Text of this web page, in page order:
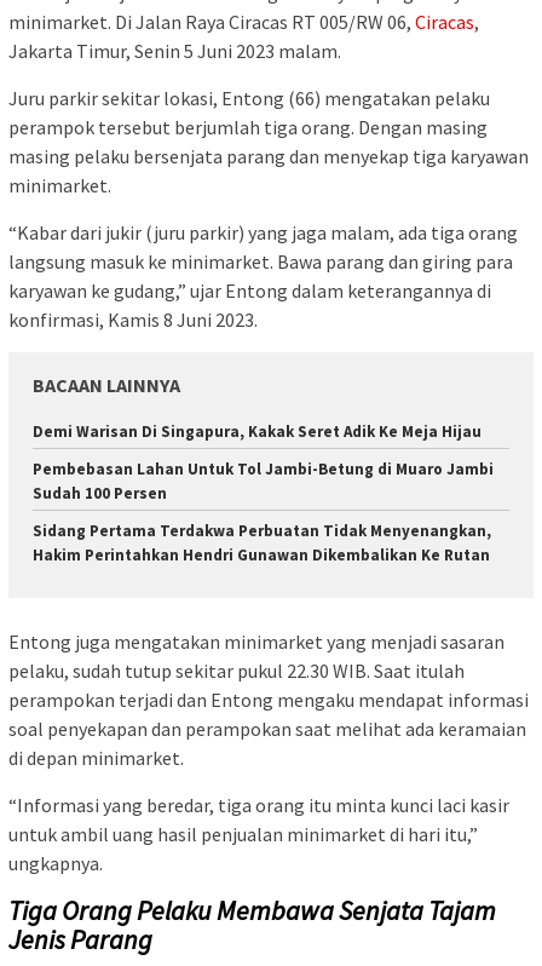
minimarket. Di Jalan Raya Ciracas RT 005/RW 06, Ciracas,
Jakarta Timur, Senin 5 Juni 2023 malam.
Juru parkir sekitar lokasi, Entong (66) mengatakan pelaku
perampok tersebut berjumlah tiga orang. Dengan masing
masing pelaku bersenjata parang dan menyekap tiga karyawan
minimarket.
“Kabar dari jukir (juru parkir) yang jaga malam, ada tiga orang
langsung masuk ke minimarket. Bawa parang dan giring para
karyawan ke gudang,” ujar Entong dalam keterangannya di
konfirmasi, Kamis 8 Juni 2023.
BACAAN LAINNYA
Demi Warisan Di Singapura, Kakak Seret Adik Ke Meja Hijau
Pembebasan Lahan Untuk Tol Jambi-Betung di Muaro Jambi
Sudah 100 Persen
Sidang Pertama Terdakwa Perbuatan Tidak Menyenangkan,
Hakim Perintahkan Hendri Gunawan Dikembalikan Ke Rutan
Entong juga mengatakan minimarket yang menjadi sasaran
pelaku, sudah tutup sekitar pukul 22.30 WIB. Saat itulah
perampokan terjadi dan Entong mengaku mendapat informasi
soal penyekapan dan perampokan saat melihat ada keramaian
di depan minimarket.
“Informasi yang beredar, tiga orang itu minta kunci laci kasir
untuk ambil uang hasil penjualan minimarket di hari itu,”
ungkapnya.
Tiga Orang Pelaku Membawa Senjata Tajam
Jenis Parang